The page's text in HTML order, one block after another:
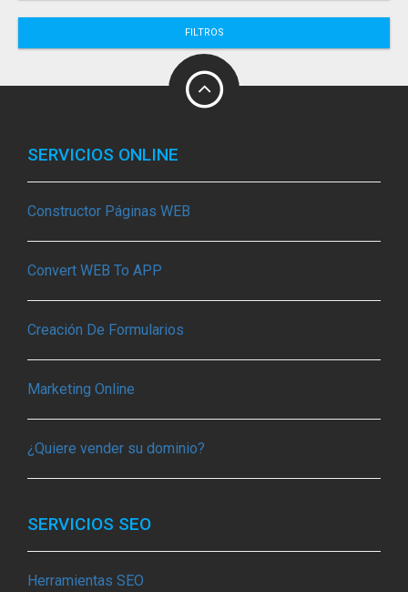
FILTROS
SERVICIOS ONLINE
Constructor Páginas WEB
Convert WEB To APP
Creación De Formularios
Marketing Online
¿Quiere vender su dominio?
SERVICIOS SEO
Herramientas SEO